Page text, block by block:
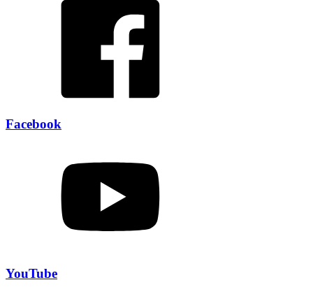
Facebook
YouTube